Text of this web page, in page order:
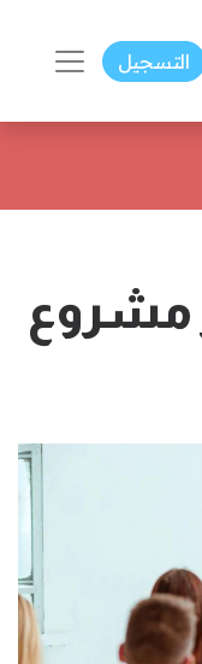
التسجيل
مشروع